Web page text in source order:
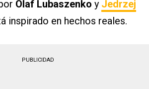
Olaf Lubaszenko y Jedrzej
inspirado en hechos reales.
PUBLICIDAD